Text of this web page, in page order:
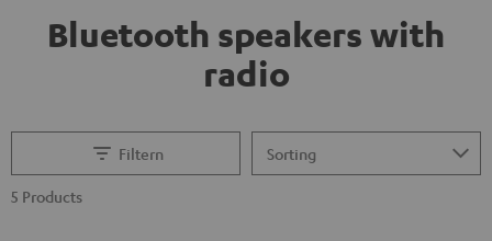
Bluetooth speakers with
radio
Filtern
5 Products